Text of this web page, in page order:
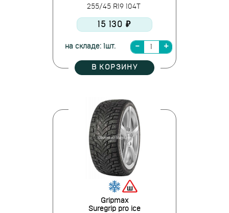
255/45 R19 104T
15 130 ₽
на складе: 1шт.
В КОРЗИНУ
Gripmax
Suregrip pro ice